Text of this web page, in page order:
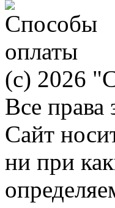
(c) 2026
Все
Сайт
ни при